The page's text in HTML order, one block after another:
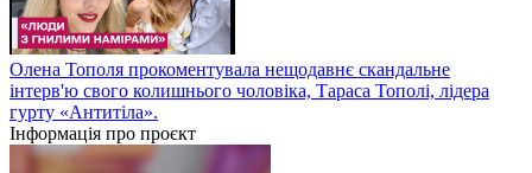
Олена Тополя прокоментувала нещодавнє скандальне
інтерв'ю свого колишнього чоловіка, Тараса Тополі, лідера
гурту «Антитіла».
Інформація про проєкт